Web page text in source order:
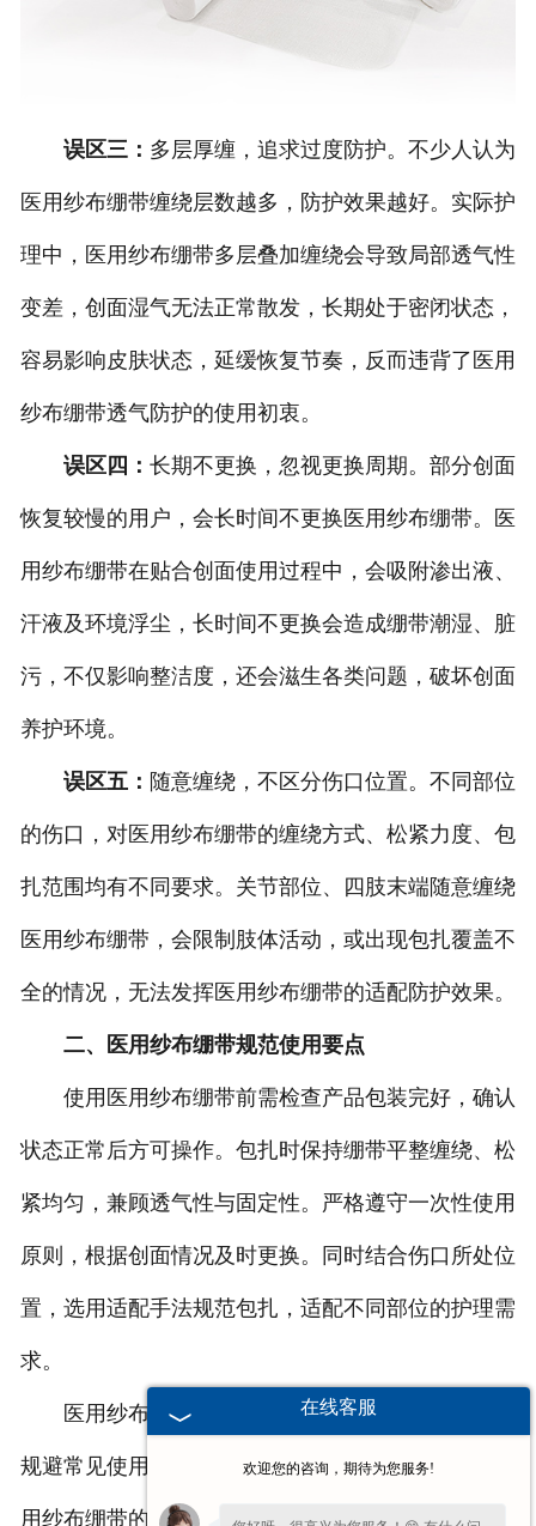
误区三： 多层厚缠，追求过度防护。不少人认为
医用纱布绷带缠绕层数越多，防护效果越好。实际护
理中，医用纱布绷带多层叠加缠绕会导致局部透气性
变差，创面湿气无法正常散发，长期处于密闭状态，
容易影响皮肤状态，延缓恢复节奏，反而违背了医用
纱布绷带透气防护的使用初衷。
误区四： 长期不更换，忽视更换周期。部分创面
恢复较慢的用户，会长时间不更换医用纱布绷带。医
用纱布绷带在贴合创面使用过程中，会吸附渗出液、
汗液及环境浮尘，长时间不更换会造成绷带潮湿、脏
污，不仅影响整洁度，还会滋生各类问题，破坏创面
养护环境。
误区五： 随意缠绕，不区分伤口位置。不同部位
的伤口，对医用纱布绷带的缠绕方式、松紧力度、包
扎范围均有不同要求。关节部位、四肢末端随意缠绕
医用纱布绷带，会限制肢体活动，或出现包扎覆盖不
全的情况，无法发挥医用纱布绷带的适配防护效果。
二、医用纱布绷带规范使用要点
使用医用纱布绷带前需检查产品包装完好，确认
状态正常后方可操作。包扎时保持绷带平整缠绕、松
紧均匀，兼顾透气性与固定性。严格遵守一次性使用
原则，根据创面情况及时更换。同时结合伤口所处位
置，选用适配手法规范包扎，适配不同部位的护理需
求。
医用纱布绷带的规范使用，是伤口护理的关键。
规避常见使用误区，把控操作细节，才能充分发挥医
用纱布绷带的防护作用。河南省豫北卫材有限公司专
在线客服
欢迎您的咨询，期待为您服务!